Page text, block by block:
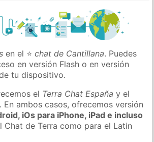
en el ⭐chat de Cantillana. Puedes
en versión Flash o en versión
tu dispositivo.
el Terra Chat España y el
En ambos casos, ofrecemos versión
iOs para iPhone, iPad e incluso
Chat de Terra como para el Latin